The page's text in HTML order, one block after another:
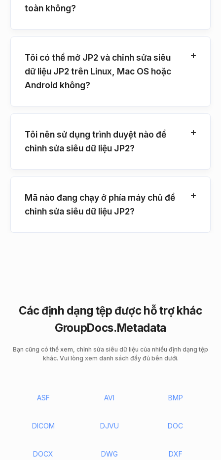
toàn không?
Tôi có thể mở JP2 và chỉnh sửa siêu
dữ liệu JP2 trên Linux, Mac OS hoặc
Android không?
Tôi nên sử dụng trình duyệt nào để
chỉnh sửa siêu dữ liệu JP2?
Mã nào đang chạy ở phía máy chủ để
chỉnh sửa siêu dữ liệu JP2?
Các định dạng tệp được hỗ trợ khác
GroupDocs.Metadata
Bạn cũng có thể xem, chỉnh sửa siêu dữ liệu của nhiều định dạng tệp
khác. Vui lòng xem danh sách đầy đủ bên dưới.
ASF AVI BMP
DICOM DJVU DOC
DOCX DWG DXF